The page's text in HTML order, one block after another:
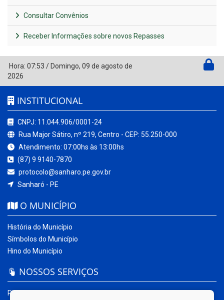
Consultar Convênios
Receber Informações sobre novos Repasses
Hora: 07:53 / Domingo, 09 de agosto de
2026
INSTITUCIONAL
CNPJ: 11.044.906/0001-24
Rua Major Sátiro, nº 219, Centro - CEP: 55.250-000
Atendimento: 07:00hs às 13:00hs
(87) 9 9140-7870
protocolo@sanharo.pe.gov.br
Sanharó - PE
O MUNICÍPIO
História do Município
Símbolos do Município
Hino do Município
NOSSOS SERVIÇOS
Portal da Transparência